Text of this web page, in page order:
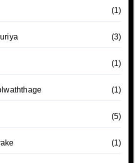
(1)
(3)
(1)
(1)
(5)
(1)